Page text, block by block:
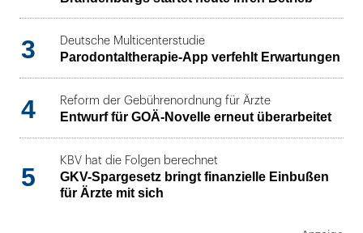
3 Deutsche Multicenterstudie
Parodontaltherapie-App verfehlt Erwartungen
4 Reform der Gebührenordnung für Ärzte
Entwurf für GOÄ-Novelle erneut überarbeitet
5
KBV hat die Folgen berechnet
GKV-Spargesetz bringt finanzielle Einbußen
für Ärzte mit sich